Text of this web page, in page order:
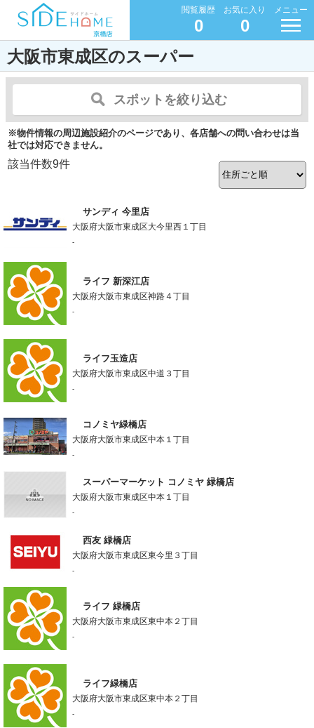
閲覧履歴
0
お気に入り
0
メニュー
大阪市東成区のスーパー
スポットを絞り込む
※物件情報の周辺施設紹介のページであり、各店舗への問い合わせは当
社では対応できません。
該当件数9件
サンディ 今里店
大阪府大阪市東成区大今里西１丁目
-
ライフ 新深江店
大阪府大阪市東成区神路４丁目
-
ライフ玉造店
大阪府大阪市東成区中道３丁目
-
コノミヤ緑橋店
大阪府大阪市東成区中本１丁目
-
スーパーマーケット コノミヤ 緑橋店
大阪府大阪市東成区中本１丁目
-
西友 緑橋店
大阪府大阪市東成区東今里３丁目
-
ライフ 緑橋店
大阪府大阪市東成区東中本２丁目
-
ライフ緑橋店
大阪府大阪市東成区東中本２丁目
-